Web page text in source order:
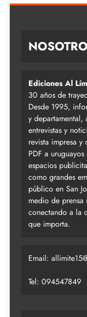
Ediciones Al
30 años de
Desde 1995,
y departamental,
entrevistas y
revista impresa
PDF a
espacios
como grandes
público en San
medio de
conectando a la
que importa.
Email:
Tel: 094547849